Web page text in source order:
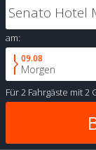
am:
09.08
Morgen
Für2 Fahrgäste mit2